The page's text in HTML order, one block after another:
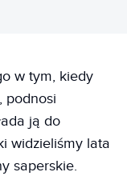
w tym, kiedy
podnosi
ją do
widzieliśmy lata
saperskie.